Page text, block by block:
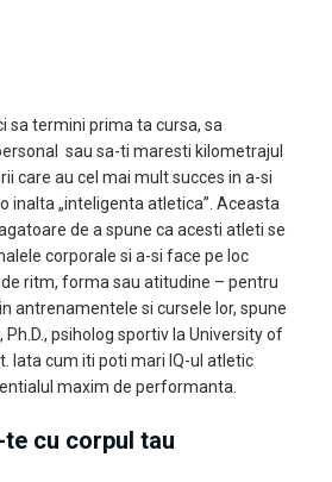
sa termini prima ta cursa, sa
sau sa-ti maresti kilometrajul
care au cel mai mult succes in a-si
inalta „inteligenta atletica”. Aceasta
de a spune ca acesti atleti se
corporale si a-si face pe loc
ritm, forma sau atitudine – pentru
antrenamentele si cursele lor, spune
psiholog sportiv la University of
Iata cum iti poti mari IQ-ul atletic
maxim de performanta.
cu corpul tau